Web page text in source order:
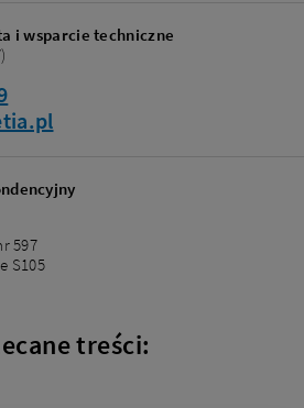
i wsparcie techniczne
597
S105
treści: